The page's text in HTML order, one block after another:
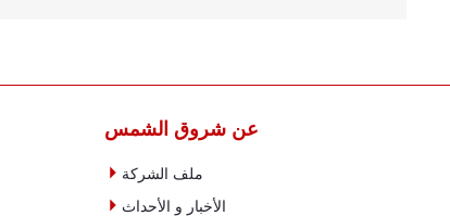
عن شروق الشمس
 ملف الشركة
 الأخبار و الأحداث